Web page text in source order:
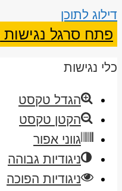
דילוג לתוכן
פתח סרגל נגישות
כלי נגישות
הגדל טקסט
הקטן טקסט
גווני אפור
ניגודיות גבוהה
ניגודיות הפוכה